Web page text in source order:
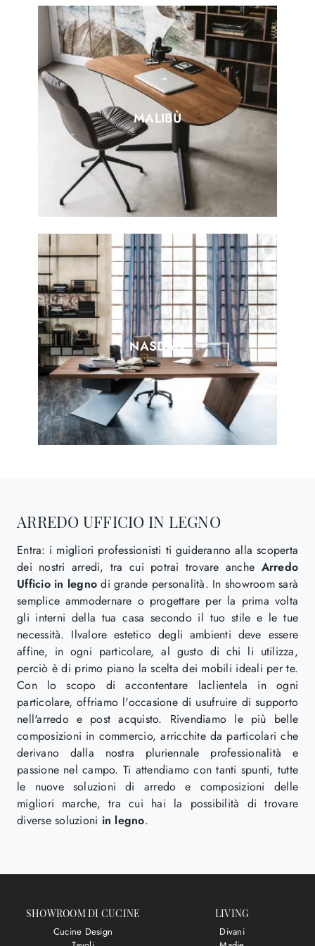
MALIBÙ
NASDAQ
ARREDO UFFICIO IN LEGNO
Entra: i migliori professionisti ti guideranno alla scoperta
dei nostri arredi, tra cui potrai trovare anche Arredo
Ufficio in legno di grande personalità. In showroom sarà
semplice ammodernare o progettare per la prima volta
gli interni della tua casa secondo il tuo stile e le tue
necessità. Ilvalore estetico degli ambienti deve essere
affine, in ogni particolare, al gusto di chi li utilizza,
perciò è di primo piano la scelta dei mobili ideali per te.
Con lo scopo di accontentare laclientela in ogni
particolare, offriamo l'occasione di usufruire di supporto
nell'arredo e post acquisto. Rivendiamo le più belle
composizioni in commercio, arricchite da particolari che
derivano dalla nostra pluriennale professionalità e
passione nel campo. Ti attendiamo con tanti spunti, tutte
le nuove soluzioni di arredo e composizioni delle
migliori marche, tra cui hai la possibilità di trovare
diverse soluzioni in legno.
SHOWROOM DI CUCINE
Cucine Design
LIVING
Divani